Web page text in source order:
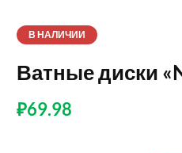
В НАЛИЧИИ
Ватные диски
₽69.98